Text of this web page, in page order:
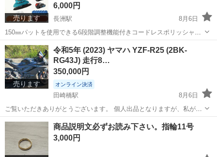
売ります
6,000円
長洲駅
8月6日
150㎜パットを使用できる6段階調整機能付きコードレスポリッシャー
になります。 バッテリーも2個付いております。 十分な性能がありま
すので車から木工金属関係までナンにでも使用できます。 値下げは行
えません。...
熊本 玉名郡 長洲駅 メンテナンス用品
売ります
令和5年 (2023) ヤマハ YZF-R25 (2BK-
RG43J) 走行8…
350,000円
オンライン決済
田崎橋駅
8月6日
ご覧いただきありがとうございます。 個人出品となりますが、私が正
規の所有者（名義人）であるヤマハ YZF-R25を出品いたします。 【車
両情報】 • 車種名: ヤマハ YZF-R25 • 型式: 2BK-RG43J ...
熊本 熊本市 田崎橋駅 ヤマハ
商品説明文必ずお読み下さい。指輪11号
3,000円